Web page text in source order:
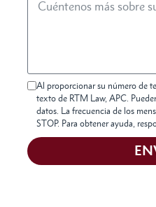
Al proporcionar su número de
texto de RTM Law, APC.
datos. La frecuencia de los
STOP. Para obtener ayuda,